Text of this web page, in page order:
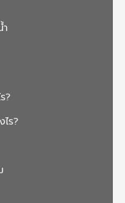
?
ร?